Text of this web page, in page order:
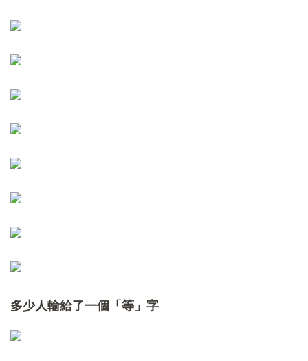
多少人輸給了一個「等」字